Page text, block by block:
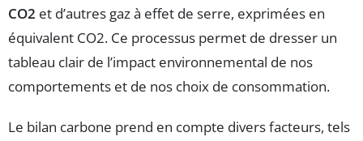
CO2 et d’autres gaz à effet de serre, exprimées en
équivalent CO2. Ce processus permet de dresser un
tableau clair de l’impact environnemental de nos
comportements et de nos choix de consommation.
Le bilan carbone prend en compte divers facteurs, tels